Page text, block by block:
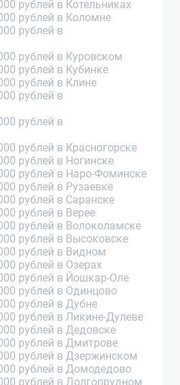
рублей в Котельниках
рублей в Коломне
рублей в
рублей в Куровском
рублей в Кубинке
рублей в Клине
рублей в
рублей в
рублей в Красногорске
рублей в Ногинске
рублей в Наро-Фоминске
рублей в Рузаевке
рублей в Саранске
рублей в Верее
рублей в Волоколамске
рублей в Высоковске
рублей в Видном
рублей в Озерах
рублей в Йошкар-Оле
рублей в Одинцово
рублей в Дубне
рублей в Ликине-Дулеве
рублей в Дедовске
рублей в Дмитрове
рублей в Дзержинском
рублей в Домодедово
рублей в Долгопрудном